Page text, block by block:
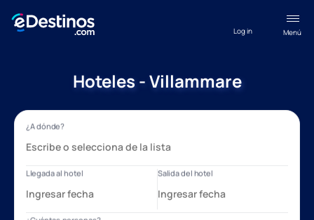
Menú
Log in
Hoteles - Villammare